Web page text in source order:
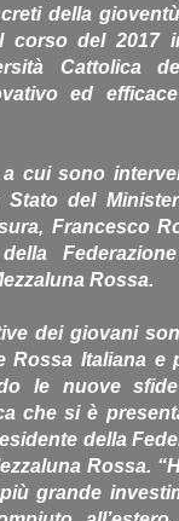
della
del 2017
Cattolica
ed
cui sono
Stato del
Francesco
Rossa.
dei giovani
Rossa Italiana e
le nuove
che si è
della
Rossa.
grande